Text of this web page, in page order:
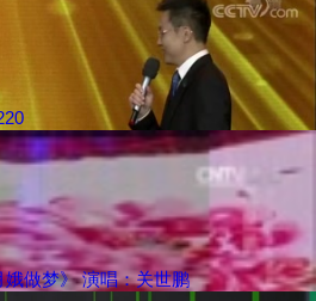
做梦》 演唱：关世鹏